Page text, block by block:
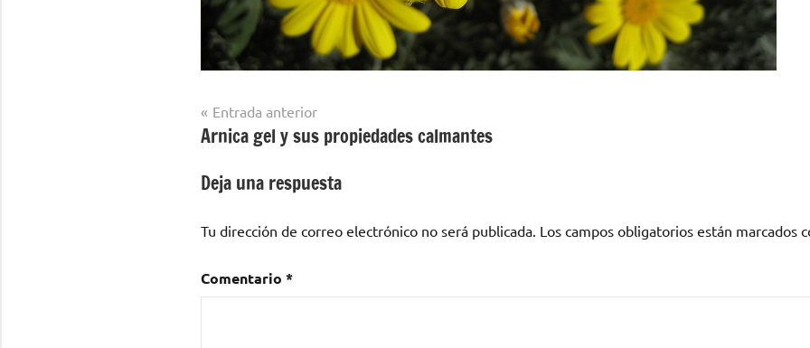
Navegación
de
entradas
Entrada anterior
Arnica gel y sus propiedades calmantes
Deja una respuesta
Tu dirección de correo electrónico no será publicada. Los campos obligatorios están marcados
Comentario *